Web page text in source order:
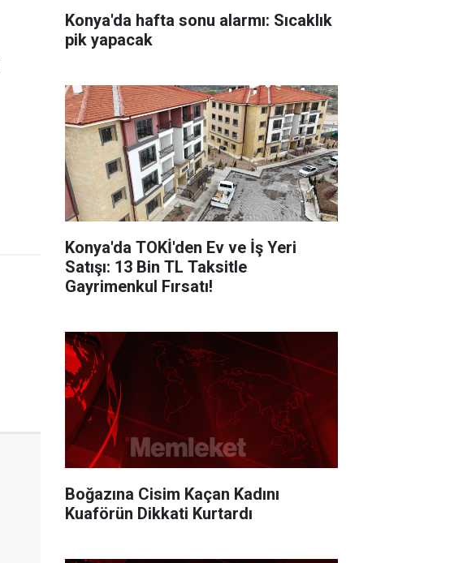
Konya'da hafta sonu alarmı: Sıcaklık
pik yapacak
Konya'da TOKİ'den Ev ve İş Yeri
Satışı: 13 Bin TL Taksitle
Gayrimenkul Fırsatı!
Boğazına Cisim Kaçan Kadını
Kuaförün Dikkati Kurtardı